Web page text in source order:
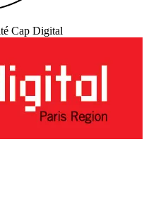
Cap Digital